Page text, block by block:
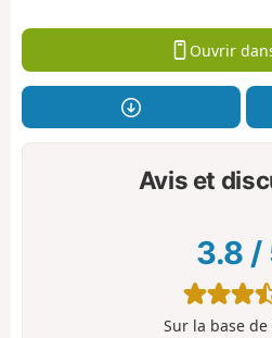
Ouvrir
Avis et
3.8 /
Sur la base de